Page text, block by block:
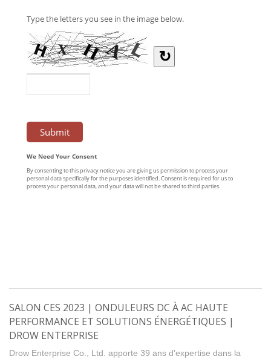
SALON CES 2023 | ONDULEURS DC À AC HAUTE
PERFORMANCE ET SOLUTIONS ÉNERGÉTIQUES |
DROW ENTERPRISE
Drow Enterprise Co., Ltd. apporte 39 ans d'expertise dans la